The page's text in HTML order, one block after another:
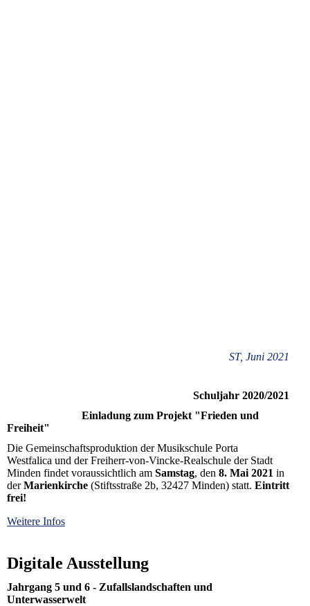
ST, Juni 2021
Schuljahr 2020/2021
Einladung zum Projekt "Frieden und
Freiheit"
Die Gemeinschaftsproduktion der Musikschule Porta
Westfalica und der Freiherr-von-Vincke-Realschule der Stadt
Minden findet voraussichtlich am Samstag, den 8. Mai 2021 in
derMarienkirche (Stiftsstraße 2b, 32427 Minden) statt. Eintritt
frei!
Weitere Infos
Digitale Ausstellung
Jahrgang 5 und 6 - Zufallslandschaften und
Unterwasserwelt